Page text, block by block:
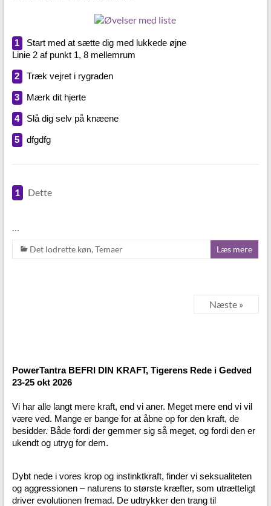
1
Start med at sætte dig med lukkede øjne
Linie 2 af punkt 1, 8 mellemrum
2 Træk vejret i rygraden
3 Mærk dit hjerte
4 Slå dig selv på knæene
5 dfgdfg
1 Dette
…
Det lodrette køn, Temaer Læs mere
Næste »
PowerTantra BEFRI DIN KRAFT, Tigerens Rede i Gedved
23-25 okt 2026
Vi har alle langt mere kraft, end vi aner. Meget mere end vi vil
være ved. Mange er bange for at åbne op for den kraft, de
besidder. Både fordi der gemmer sig så meget, og fordi den er
ukendt og utryg for dem.
Dybt nede i vores krop og instinktkraft, finder vi seksualiteten
og aggressionen – naturens to største kræfter, som utrætteligt
driver evolutionen fremad. De udtrykker den trang til